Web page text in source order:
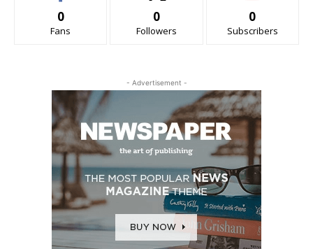
0
Fans
0
Followers
0
Subscribers
- Advertisement -